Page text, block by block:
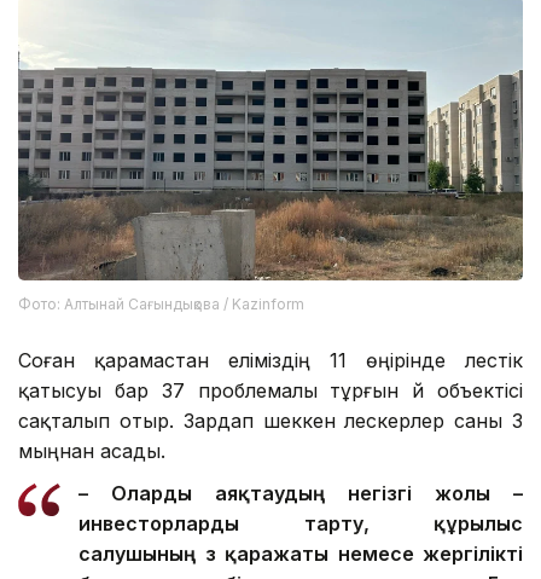
Фото: Алтынай Сағындықова / Kazinform
Соған қарамастан еліміздің 11 өңірінде үлестік
қатысуы бар 37 проблемалы тұрғын үй объектісі
сақталып отыр. Зардап шеккен үлескерлер саны 3
мыңнан асады.
– Оларды аяқтаудың негізгі жолы –
инвесторларды тарту, құрылыс
салушының өз қаражаты немесе жергілікті